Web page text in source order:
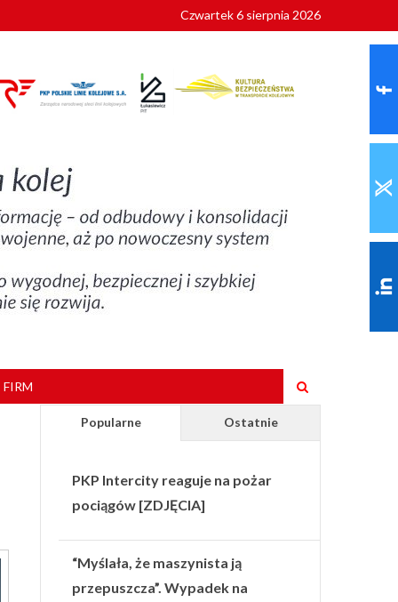
Czwartek 6 sierpnia 2026
Popularne Ostatnie
PKP Intercity reaguje na pożar
pociągów [ZDJĘCIA]
“Myślała, że maszynista ją
przepuszcza”. Wypadek na